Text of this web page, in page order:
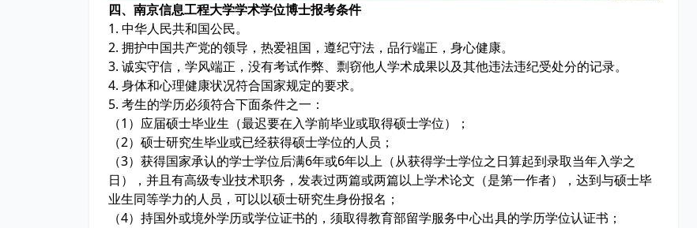
四、南京信息工程大学学术学位博士报考条件
1. 中华人民共和国公民。
2. 拥护中国共产党的领导，热爱祖国，遵纪守法，品行端正，身心健康。
3. 诚实守信，学风端正，没有考试作弊、剽窃他人学术成果以及其他违法违纪受处分的记录。
4. 身体和心理健康状况符合国家规定的要求。
5. 考生的学历必须符合下面条件之一：
（1）应届硕士毕业生（最迟要在入学前毕业或取得硕士学位）；
（2）硕士研究生毕业或已经获得硕士学位的人员；
（3）获得国家承认的学士学位后满6年或6年以上（从获得学士学位之日算起到录取当年入学之
日），并且有高级专业技术职务，发表过两篇或两篇以上学术论文（是第一作者），达到与硕士毕
业生同等学力的人员，可以以硕士研究生身份报名；
（4）持国外或境外学历或学位证书的，须取得教育部留学服务中心出具的学历学位认证书；